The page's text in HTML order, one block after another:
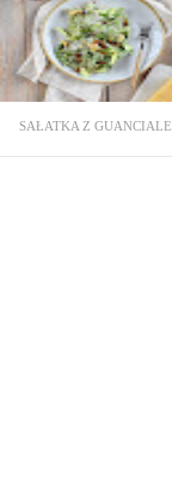
SAŁATKA Z GUANCIALE